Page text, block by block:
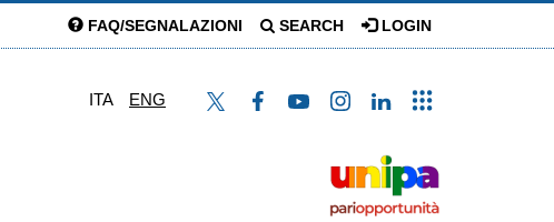
FAQ/SEGNALAZIONI SEARCH LOGIN
ITA ENG